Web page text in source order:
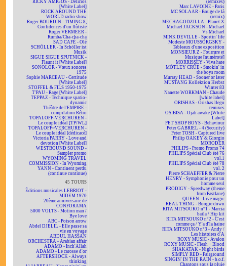
RICKY AMIGOS - Delirios
[White Label]
ROCK AROUND THE
WORLD radio show
Roger BOURDIN - TIMING 8,
Confidences d'un flûtiste
Roger VERMEER -
Rumba/Cha-cha-cha
SAD CAFÉ - Olé
SCHÖLLER - In Schöller ist
Musik
SIGUE SIGUE SPUTNICK -
Flaunt it [White Label]
SONOLOR - Vœux sonores
1975
Sophie MARCEAU - Certitude
[White Label]
STOFFEL & FILS 1950-1975
T'PAU - Rage [White Label]
TEPPAZ - Technique spatio-
dynamic
Théâtre de l'EMPIRE -
compilation Rétro
TOPALOFF-VERCHUREN -
Le couple idéal [TP/WL]
TOPALOFF~VERCHUREN -
Le couple idéal [dédicacé]
Victoria PARRY - Love and
devotion [White Label]
WESTBOUND SOUND -
Sampler promo
WYOMING TRAVEL
COMMISSION - In Wyoming
YANN - Continent perdu
(continue continue)
45 TOURS
Éditions musicales LEBRIOT -
MIDEM 1970
20ème anniversaire de
CONFORAMA
5000 VOLTS - Motion man /
Bye love
ABC - Poison arrow
Abdel DJELIL - Elle passe sa
vie en voyage
ABDUL HASSAN
ORCHESTRA - Arabian affair
ADAMO - Inch'Allah
ADAMO - Le carosse d'or
AFTERSHOCK - Always
thinking
(remixes)
Marc LAVOINE - Paris
MC SOLAAR - Bouge de là
(remix)
MECHAGODZILLA - Planet X
Michael JACKSON - Michael
Vs Michael
MINK DEVILLE - Sportin' life
Modeste MOUSSORGSKY -
Tableaux d'une exposition
MONSIEUR Z - Fourrure et
Musique [numéroté]
MORRISSEY - Viva hate
MÖTLEY CRÜE - Smokin' in
the boys room
Murray HEAD - Sooner or later
MUSTANG Kollektion Herbst
Winter 83
Nanette WORKMAN - Chaude
[white label]
ORISHAS - Orishas llego
remixes
OSIBISA - Ojah awake [White
Label]
PET SHOP BOYS - Behaviour
Peter GABRIEL - 4 (Security)
Peter TOSH - Captured live
Philip OAKEY & Giorgio
MORODER
PHILIPS - Promo Promo 74
PHILIPS Spécial Club été 76
vol.1
PHILIPS Spécial Club été 78
vol. 2
Pierre SCHAEFFER & Pierre
HENRY - Symphonie pour un
homme seul
PRODIGY - Speedway (theme
from Fastlane)
QUEEN - Live magic
REAL THING - Boogie down
RITA MITSOUKO n°1 - Marcia
baila / Hip kit
RITA MITSOUKO n°2 - C'est
comme ça / Y'a d'la haine
RITA MITSOUKO n°3 - Andy /
Les histoires d'A
ROXY MUSIC - Avalon
ROXY MUSIC - Flesh + Blood
SHAKATAK - Night birds
SIMPLY RED - Fairground
SINGIN' IN THE RAIN - b.o.f.
Chantons sous la pluie